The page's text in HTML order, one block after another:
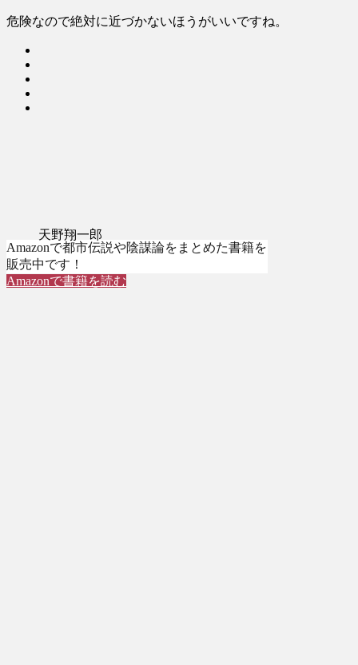
危険なので絶対に近づかないほうがいいですね。
天野翔一郎
Amazonで都市伝説や陰謀論をまとめた書籍を
販売中です！
Amazonで書籍を読む